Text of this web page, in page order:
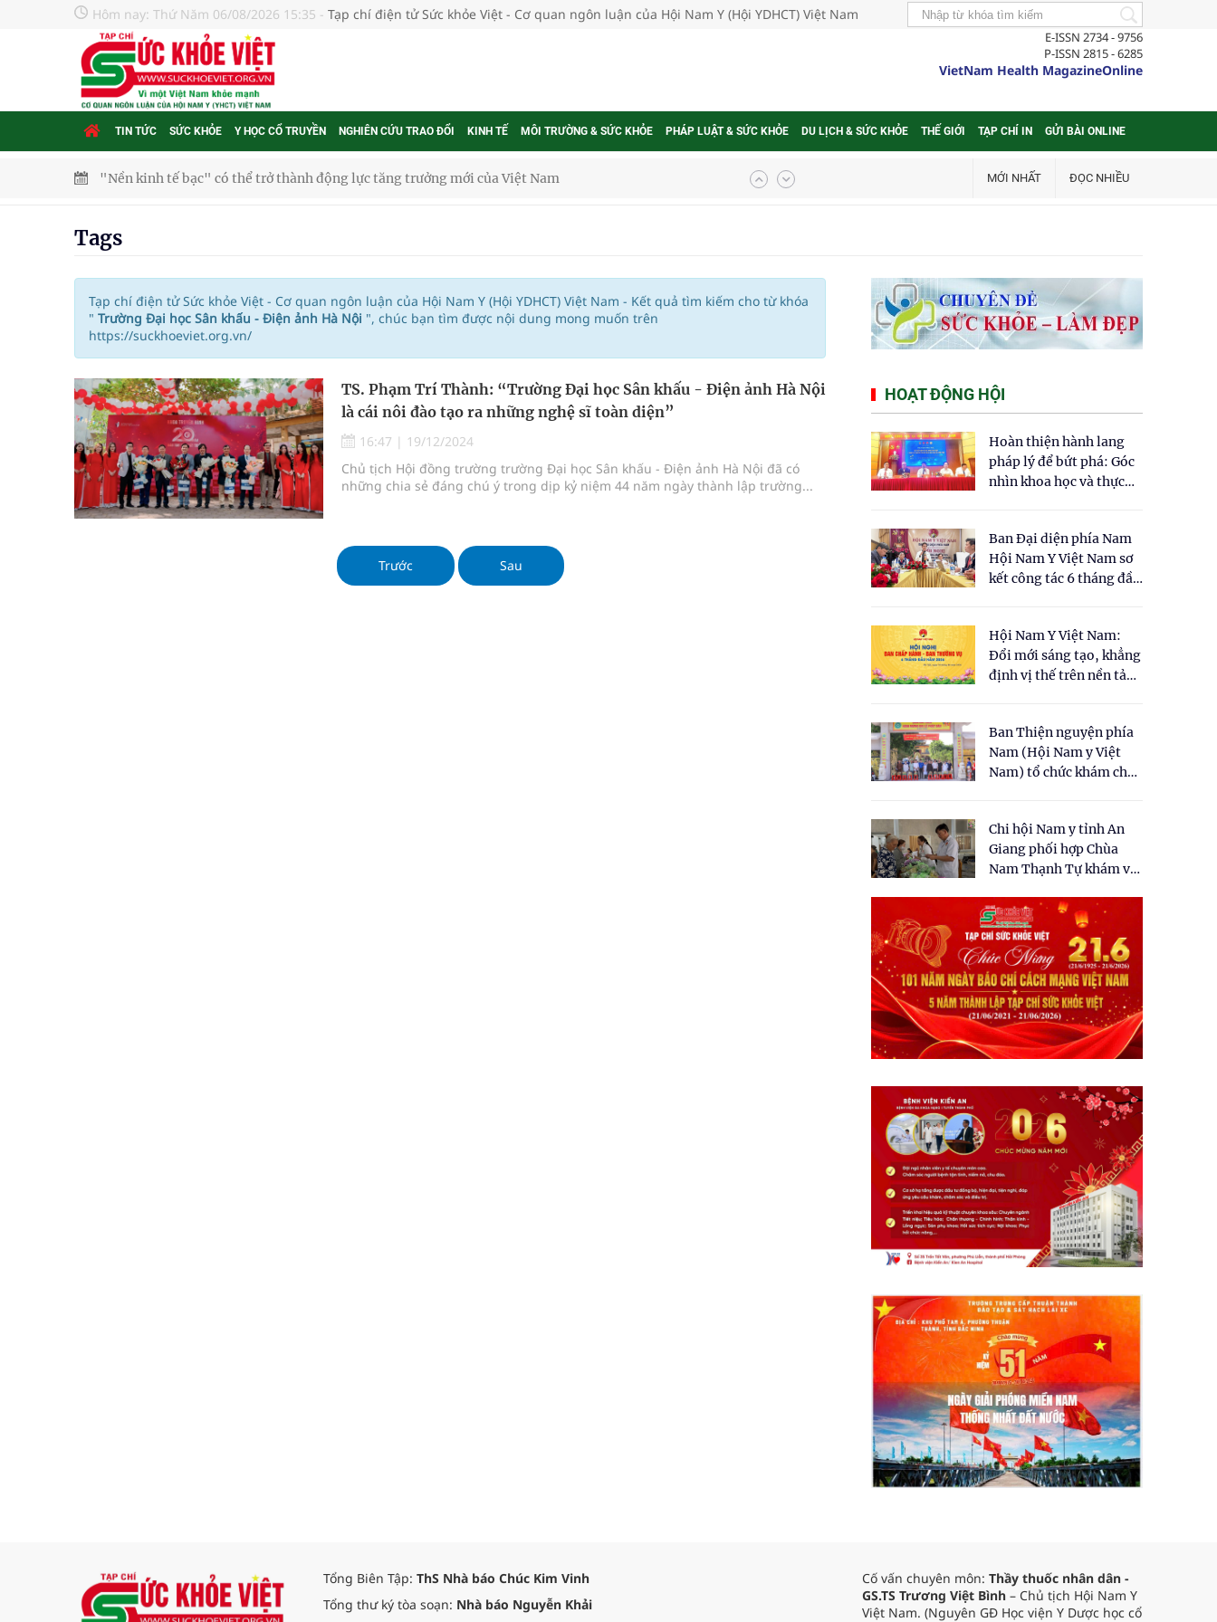
Hôm nay: Thứ Năm 06/08/2026 15:35 - Tạp chí điện tử Sức khỏe Việt - Cơ quan ngôn luận của Hội Nam Y (Hội YDHCT) Việt Nam
E-ISSN 2734 - 9756
P-ISSN 2815 - 6285
VietNam Health MagazineOnline
TIN TỨC SỨC KHỎE Y HỌC CỔ TRUYỀN NGHIÊN CỨU TRAO ĐỔI KINH TẾ MÔI TRƯỜNG & SỨC KHỎE PHÁP LUẬT & SỨC KHỎE DU LỊCH & SỨC KHỎE THẾ GIỚI TẠP CHÍ IN GỬI BÀI ONLINE
"Nền kinh tế bạc" có thể trở thành động lực tăng trưởng mới của Việt Nam
Không chỉ cắt tóc, Đông Tây Barbershop dành nguồn lực cho môi trường và cộng đồng
Bệnh viện không được thu thêm tiền của người bệnh bảo hiểm y tế nếu không đăng ký khám theo yêu
cầu
Ung thư thận: Nguy hiểm vì tiến triển quá âm thầm
Nhiều chuỗi hoạt động lớn được diễn ra tại Lễ hội sầu riêng 2026
Tiếp tục rà soát, triển khai các nhiệm vụ trong lĩnh vực cấp cứu, điều trị đột quỵ
Pháp luật – Sức khỏe – Doanh nghiệp: Tìm giải pháp tăng cường chống hàng giả và gian lận thương
MỚI NHẤT ĐỌC NHIỀU
Tags
Tạp chí điện tử Sức khỏe Việt - Cơ quan ngôn luận của Hội Nam Y (Hội YDHCT) Việt Nam - Kết quả tìm kiếm cho từ khóa
" Trường Đại học Sân khấu - Điện ảnh Hà Nội ", chúc bạn tìm được nội dung mong muốn trên
https://suckhoeviet.org.vn/
TS. Phạm Trí Thành: “Trường Đại học Sân khấu - Điện ảnh Hà Nội
là cái nôi đào tạo ra những nghệ sĩ toàn diện”
16:47 | 19/12/2024
Chủ tịch Hội đồng trường trường Đại học Sân khấu - Điện ảnh Hà Nội đã có
những chia sẻ đáng chú ý trong dịp kỷ niệm 44 năm ngày thành lập trường...
Trước Sau
HOẠT ĐỘNG HỘI
Hoàn thiện hành lang
pháp lý để bứt phá: Góc
nhìn khoa học và thực
cho Luật Y dược cổ
truyền Việt Nam"
Ban Đại diện phía Nam
Hội Nam Y Việt Nam sơ
kết công tác 6 tháng đầu
Hội Nam Y Việt Nam:
Đổi mới sáng tạo, khẳng
định vị thế trên nền tảng
Ban Thiện nguyện phía
Nam (Hội Nam y Việt
Nam) tổ chức khám chữa
dân tại xã Tân Tập
Chi hội Nam y tỉnh An
Giang phối hợp Chùa
Nam Thạnh Tự khám và
nhân dân
Tổng Biên Tập: ThS Nhà báo Chúc Kim Vinh
Tổng thư ký tòa soạn: Nhà báo Nguyễn Khải
Cố vấn chuyên môn: Thầy thuốc nhân dân -
GS.TS Trương Việt Bình – Chủ tịch Hội Nam Y
Việt Nam. (Nguyên GĐ Học viện Y Dược học cổ